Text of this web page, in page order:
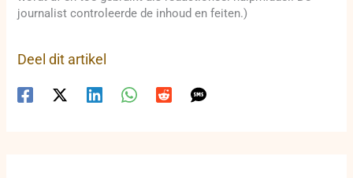
journalist controleerde de inhoud en feiten.)
Deel dit artikel